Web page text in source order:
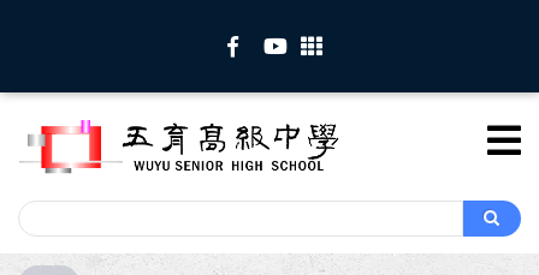
內
Search
Search